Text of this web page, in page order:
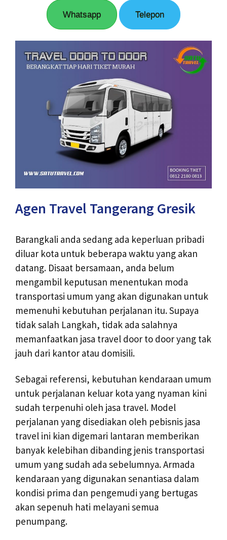
Whatsapp Telepon
Agen Travel Tangerang Gresik
Barangkali anda sedang ada keperluan pribadi
diluar kota untuk beberapa waktu yang akan
datang. Disaat bersamaan, anda belum
mengambil keputusan menentukan moda
transportasi umum yang akan digunakan untuk
memenuhi kebutuhan perjalanan itu. Supaya
tidak salah Langkah, tidak ada salahnya
memanfaatkan jasa travel door to door yang tak
jauh dari kantor atau domisili.
Sebagai referensi, kebutuhan kendaraan umum
untuk perjalanan keluar kota yang nyaman kini
sudah terpenuhi oleh jasa travel. Model
perjalanan yang disediakan oleh pebisnis jasa
travel ini kian digemari lantaran memberikan
banyak kelebihan dibanding jenis transportasi
umum yang sudah ada sebelumnya. Armada
kendaraan yang digunakan senantiasa dalam
kondisi prima dan pengemudi yang bertugas
akan sepenuh hati melayani semua
penumpang.